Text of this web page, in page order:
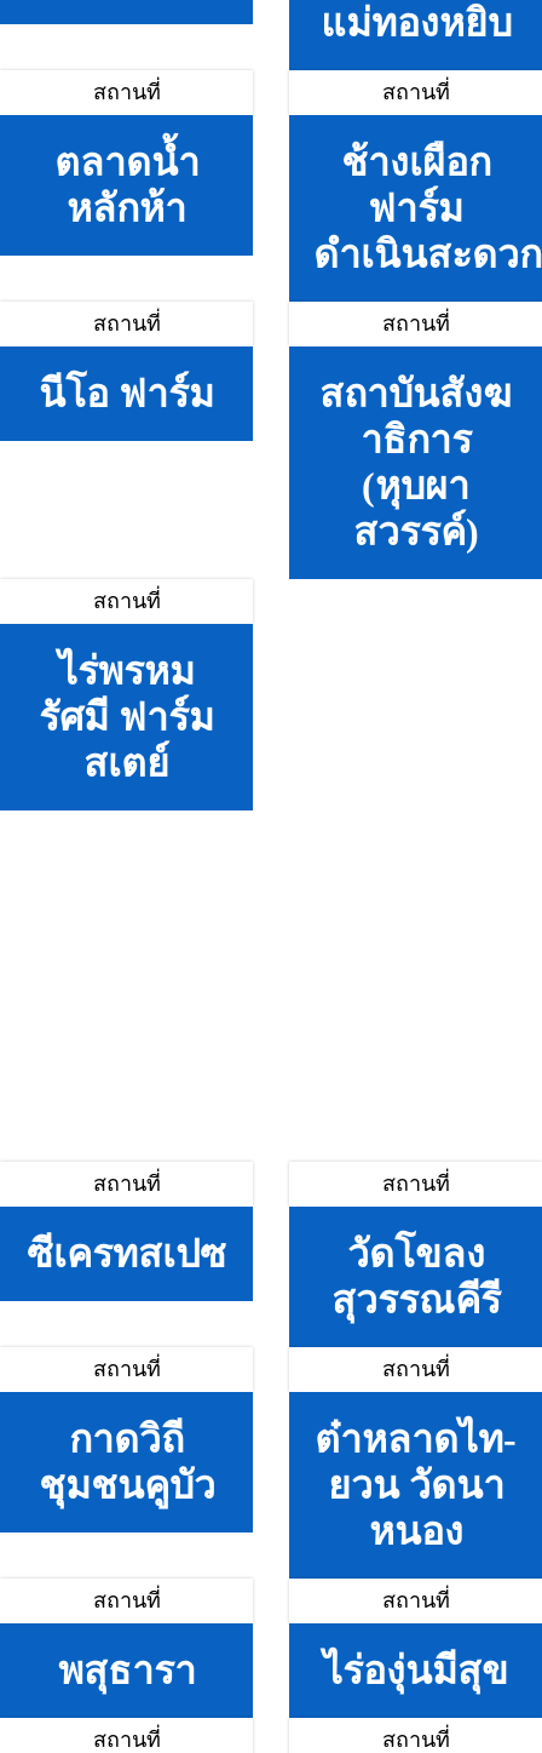
แม่ทองหยิบ
สถานที่
ตลาดน้ำ
หลักห้า
สถานที่
ช้างเผือก
ฟาร์ม
ดำเนินสะดวก
สถานที่
นีโอ ฟาร์ม
สถานที่
สถาบันสังฆ
าธิการ
(หุบผา
สวรรค์)
สถานที่
ไร่พรหม
รัศมี ฟาร์ม
สเตย์
สถานที่
ซีเครทสเปซ
สถานที่
วัดโขลง
สุวรรณคีรี
สถานที่
กาดวิถี
ชุมชนคูบัว
สถานที่
ต๋าหลาดไท-
ยวน วัดนา
หนอง
สถานที่
พสุธารา
สถานที่
ไร่องุ่นมีสุข
สถานที่ สถานที่